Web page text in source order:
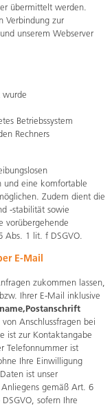
übermittelt werden.
Verbindung zur
unserem Webserver
wurde
Betriebssystem
Rechners
und eine komfortable
Zudem dient die
-stabilität sowie
vorübergehende
Abs. 1 lit. f DSGVO.
E-Mail
zukommen lassen,
Ihrer E-Mail inklusive
Postanschrift
Anschlussfragen bei
ist zur Kontaktangabe
Telefonnummer ist
Ihre Einwilligung
ist unser
gemäß Art. 6
sofern Ihre